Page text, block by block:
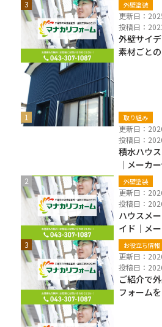
外壁塗装
更新日：
投稿日：
外壁サイ
素材ごと
新着ブログ
取り組み
更新日：
投稿日：
積水ハウ
｜メーカ
違い・費
外壁塗装
更新日：
投稿日：
ハウスメ
イド｜メ
者の違い
県】
お役立ち情報
更新日：
投稿日：
ご紹介で
フォーム